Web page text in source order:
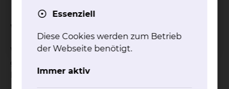
Wie ist der Ablauf der Behandlung?
Wirbelsäule/Gelenke werden mit den Händen
getastet. Hinsichtlich ihrer Beweglichkeit geprüft.
Reflexe werden überprüft.
Essenziell
Diese Cookies werden zum Betrieb
der Webseite benötigt.
Immer aktiv